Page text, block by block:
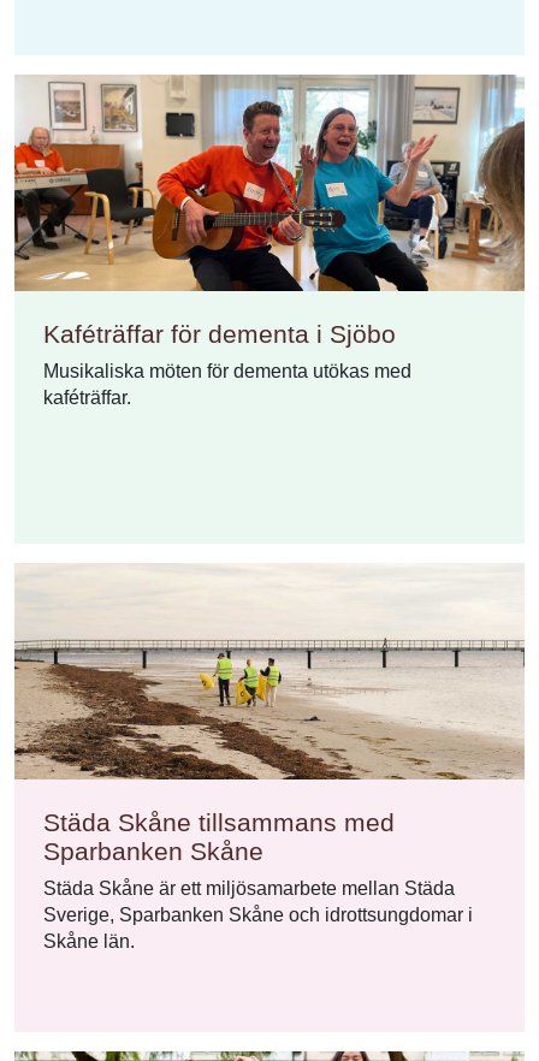
Kaféträffar för dementa i Sjöbo
Musikaliska möten för dementa utökas med
kaféträffar.
Städa Skåne tillsammans med
Sparbanken Skåne
Städa Skåne är ett miljösamarbete mellan Städa
Sverige, Sparbanken Skåne och idrottsungdomar i
Skåne län.